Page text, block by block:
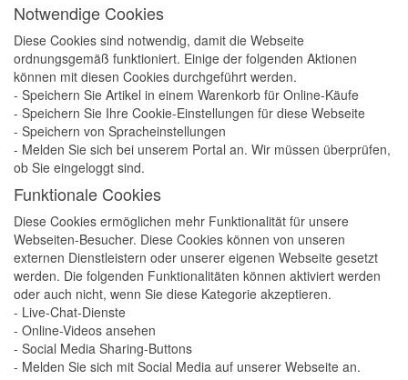
Notwendige Cookies
Diese Cookies sind notwendig, damit die Webseite
ordnungsgemäß funktioniert. Einige der folgenden Aktionen
können mit diesen Cookies durchgeführt werden.
- Speichern Sie Artikel in einem Warenkorb für Online-Käufe
- Speichern Sie Ihre Cookie-Einstellungen für diese Webseite
- Speichern von Spracheinstellungen
- Melden Sie sich bei unserem Portal an. Wir müssen überprüfen,
ob Sie eingeloggt sind.
Funktionale Cookies
Diese Cookies ermöglichen mehr Funktionalität für unsere
Webseiten-Besucher. Diese Cookies können von unseren
externen Dienstleistern oder unserer eigenen Webseite gesetzt
werden. Die folgenden Funktionalitäten können aktiviert werden
oder auch nicht, wenn Sie diese Kategorie akzeptieren.
- Live-Chat-Dienste
- Online-Videos ansehen
- Social Media Sharing-Buttons
- Melden Sie sich mit Social Media auf unserer Webseite an.